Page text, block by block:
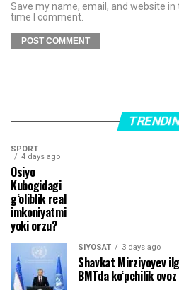
Save my name, email, and website
time I comment.
SPORT
4 days ago
Osiyo
Kubogidagi
g‘oliblik real
imkoniyatmi
yoki orzu?
SIYOSAT 3 days ago
Shavkat Mirziyoyev
BMTda ko‘pchilik